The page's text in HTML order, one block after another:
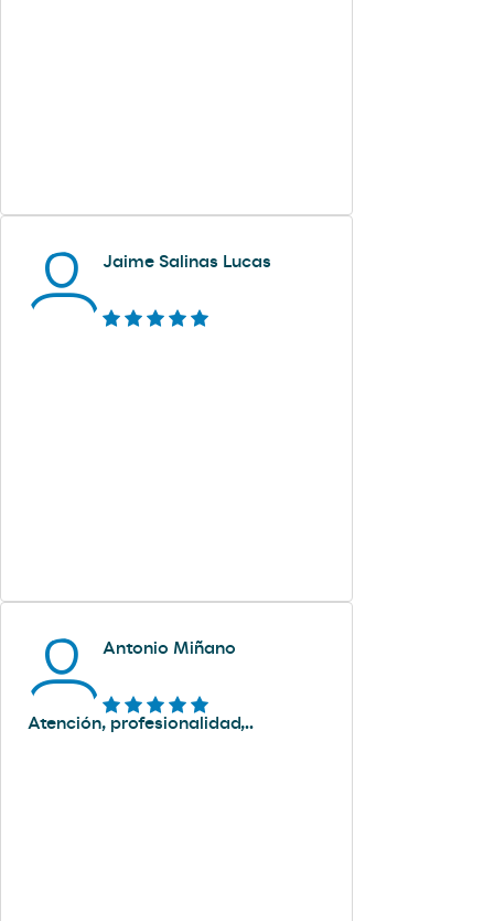
Jaime Salinas Lucas
Antonio Miñano
Atención, profesionalidad,..